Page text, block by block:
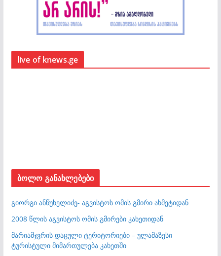
live of knews.ge
ბოლო განახლებები
გიორგი ანწუხელიძე- აგვისტოს ომის გმირი ახმეტიდან
2008 წლის აგვისტოს ომის გმირები კახეთიდან
მარიამჯვრის დაცული ტერიტორიები – ულამაზესი
ტურისტული მიმართულება კახეთში